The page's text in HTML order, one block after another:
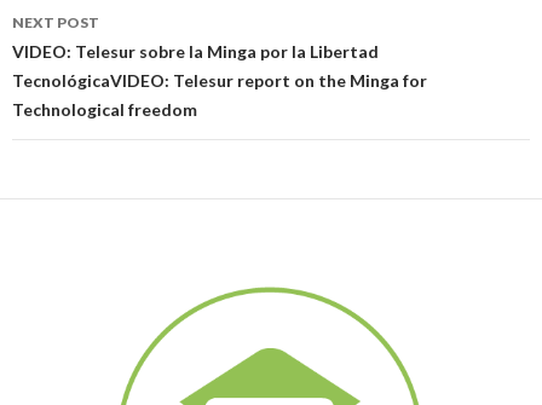
NEXT POST
VIDEO: Telesur sobre la Minga por la Libertad
TecnológicaVIDEO: Telesur report on the Minga for
Technological freedom